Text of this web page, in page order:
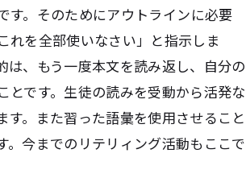
す。そのためにアウトラインに必要
れを全部使いなさい」と指示しま
は、もう一度本文を読み返し、自分の
とです。生徒の読みを受動から活発な
す。また習った語彙を使用させること
。今までのリテリィング活動もここで